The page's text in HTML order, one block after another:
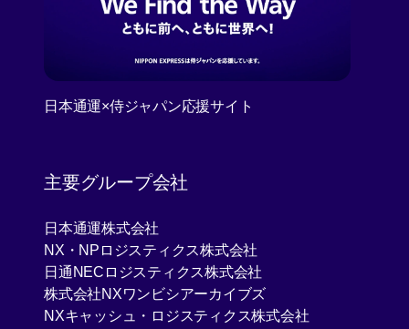
日本通運×侍ジャパン応援サイト
主要グループ会社
日本通運株式会社
NX・NPロジスティクス株式会社
日通NECロジスティクス株式会社
株式会社NXワンビシアーカイブズ
NXキャッシュ・ロジスティクス株式会社